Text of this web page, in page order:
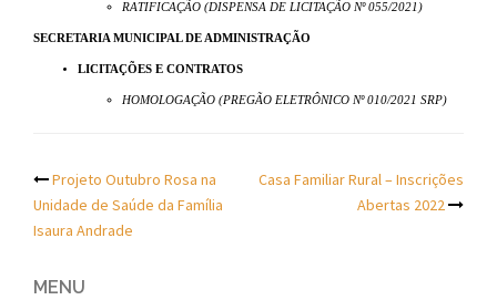
RATIFICAÇÃO (DISPENSA DE LICITAÇÃO Nº 055/2021)
SECRETARIA MUNICIPAL DE ADMINISTRAÇÃO
LICITAÇÕES E CONTRATOS
HOMOLOGAÇÃO (PREGÃO ELETRÔNICO Nº 010/2021 SRP)
Post
navigation
Projeto Outubro Rosa na
Unidade de Saúde da Família
Isaura Andrade
Casa Familiar Rural – Inscrições
Abertas 2022
MENU